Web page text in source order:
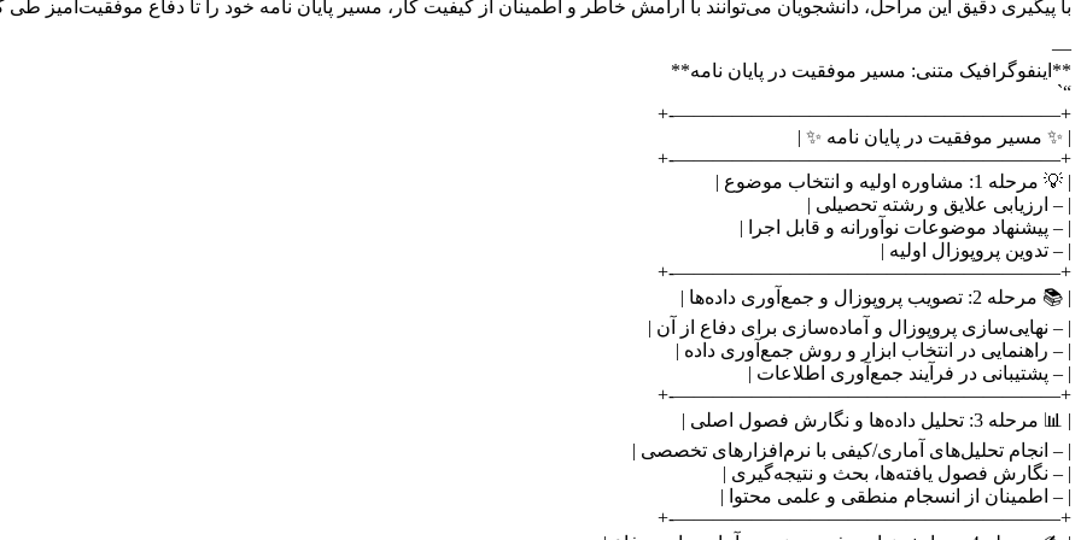
با پیگیری دقیق این مراحل، دانشجویان می‌توانند با آرامش خاطر و اطمینان از کیفیت کار، مسیر پایان نامه خود را تا دفاع موفقیت‌آمیز طی
—
**اینفوگرافیک متنی: مسیر موفقیت در پایان نامه**
“`
+————————————————————-+
| ✨ مسیر موفقیت در پایان نامه ✨ |
+————————————————————-+
| 💡 مرحله 1: مشاوره اولیه و انتخاب موضوع |
| – ارزیابی علایق و رشته تحصیلی |
| – پیشنهاد موضوعات نوآورانه و قابل اجرا |
| – تدوین پروپوزال اولیه |
+————————————————————-+
| 📚 مرحله 2: تصویب پروپوزال و جمع‌آوری داده‌ها |
| – نهایی‌سازی پروپوزال و آماده‌سازی برای دفاع از آن |
| – راهنمایی در انتخاب ابزار و روش جمع‌آوری داده |
| – پشتیبانی در فرآیند جمع‌آوری اطلاعات |
+————————————————————-+
| 📊 مرحله 3: تحلیل داده‌ها و نگارش فصول اصلی |
| – انجام تحلیل‌های آماری/کیفی با نرم‌افزارهای تخصصی |
| – نگارش فصول یافته‌ها، بحث و نتیجه‌گیری |
| – اطمینان از انسجام منطقی و علمی محتوا |
+————————————————————-+